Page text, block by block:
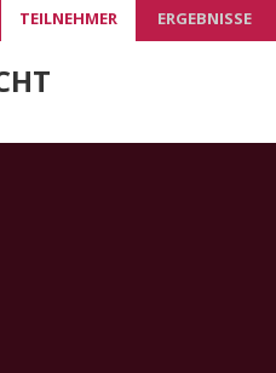
TEILNEHMER ERGEBNISSE